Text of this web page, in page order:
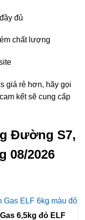
đủ
chất lượng
giá rẻ hơn, hãy gọi
kết sẽ cung cấp
Đường S7,
08/2026
đỏ ELF